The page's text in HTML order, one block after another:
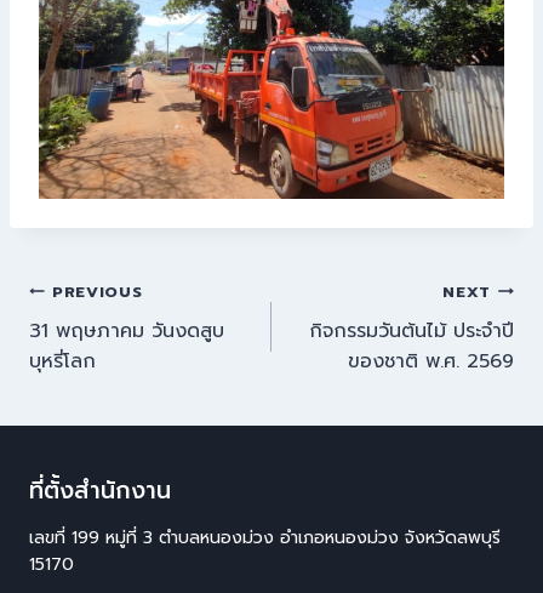
PREVIOUS
31 พฤษภาคม วันงดสูบ
บุหรี่โลก
NEXT
กิจกรรมวันต้นไม้ ประจำปี
ของชาติ พ.ศ. 2569
ที่ตั้งสำนักงาน
เลขที่ 199 หมู่ที่ 3 ตำบลหนองม่วง อำเภอหนองม่วง จังหวัดลพบุรี
15170